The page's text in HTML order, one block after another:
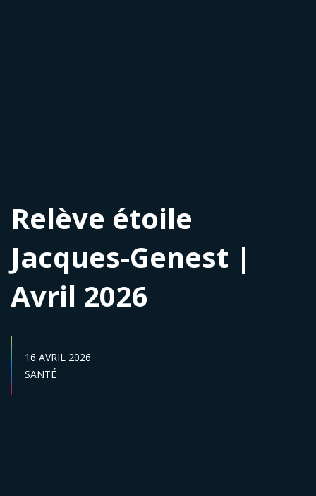
Relève étoile
Jacques-Genest |
Avril 2026
DATE DE PUBLICATION :
16 AVRIL 2026
Secteur :
SANTÉ